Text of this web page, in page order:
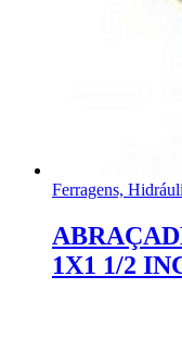
Ferragens,
1X1 1/2